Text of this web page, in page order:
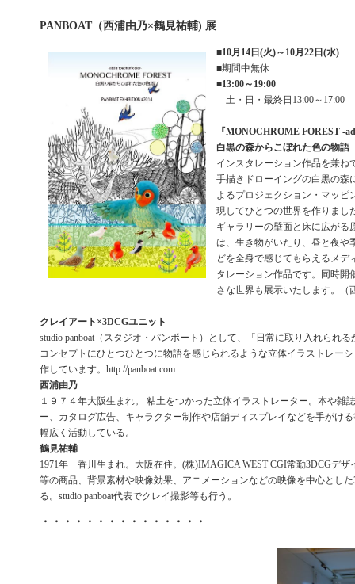
PANBOAT（西浦由乃×鶴見祐輔) 展
■10月14日(火)～10月22日(水)
■期間中無休
■13:00～19:00
土・日・最終日13:00～17:00
『MONOCHROME FOREST -
白黒の森からこぼれた色の物語
インスタレーション作品を兼ね
手描きドローイングの白黒の森
よるプロジェクション・マッピ
現してひとつの世界を作りまし
ギャラリーの壁面と床に広がる
は、生き物がいたり、昼と夜や
どを全身で感じてもらえるメデ
タレーション作品です。同時開
さな世界も展示いたします。（
クレイアート×3DCGユニット
studio panboat（スタジオ・パンボート）として、「日常に取り入れられ
コンセプトにひとつひとつに物語を感じられるような立体イラストレー
作しています。http://panboat.com
西浦由乃
１９７４年大阪生まれ。 粘土をつかった立体イラストレーター。本や雑
ー、カタログ広告、キャラクター制作や店舗ディスプレイなどを手がけ
幅広く活動している。
鶴見祐輔
1971年 香川生まれ。大阪在住。(株)IMAGICA WEST CGI常勤3DCGデザ
等の商品、背景素材や映像効果、アニメーションなどの映像を中心とし
る。studio panboat代表でクレイ撮影等も行う。
・・・・・・・・・・・・・・・